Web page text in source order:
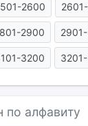
2600
2900
3200
по алфавиту